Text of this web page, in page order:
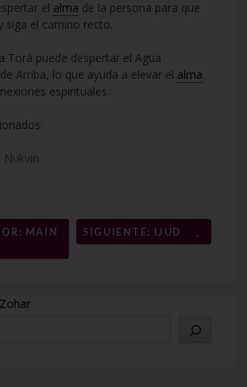
el alma de la persona para que
siga el camino recto.
Torá puede despertar el Agua
Arriba, lo que ayuda a elevar el alma
espirituales.
Nukvin
MAIN
SIGUIENTE: IJUD →